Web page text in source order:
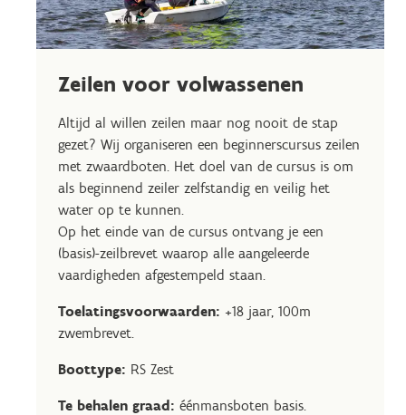
Zeilen voor volwassenen
Altijd al willen zeilen maar nog nooit de stap
gezet? Wij organiseren een beginnerscursus zeilen
met zwaardboten. Het doel van de cursus is om
als beginnend zeiler zelfstandig en veilig het
water op te kunnen.
Op het einde van de cursus ontvang je een
(basis)-zeilbrevet waarop alle aangeleerde
vaardigheden afgestempeld staan.
Toelatingsvoorwaarden: +18 jaar, 100m
zwembrevet.
Boottype: RS Zest
Te behalen graad: éénmansboten basis.